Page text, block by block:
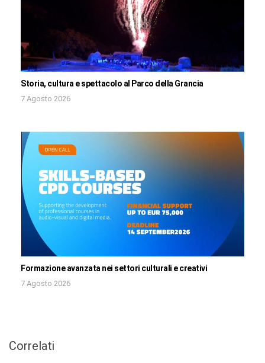
Storia, cultura e spettacolo al Parco della Grancia
7 Agosto 2026
Formazione avanzata nei settori culturali e creativi
7 Agosto 2026
Correlati